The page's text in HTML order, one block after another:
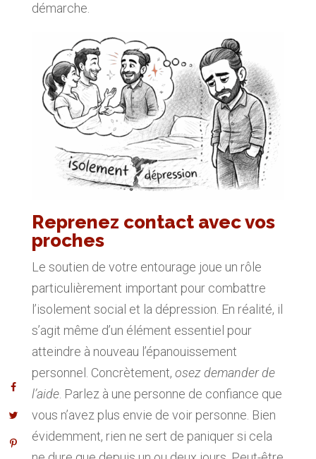
démarche.
Reprenez contact avec vos
proches
Le soutien de votre entourage joue un rôle
particulièrement important pour combattre
l’isolement social et la dépression. En réalité, il
s’agit même d’un élément essentiel pour
atteindre à nouveau l’épanouissement
personnel. Concrètement, osez demander de
l’aide. Parlez à une personne de confiance que
vous n’avez plus envie de voir personne. Bien
évidemment, rien ne sert de paniquer si cela